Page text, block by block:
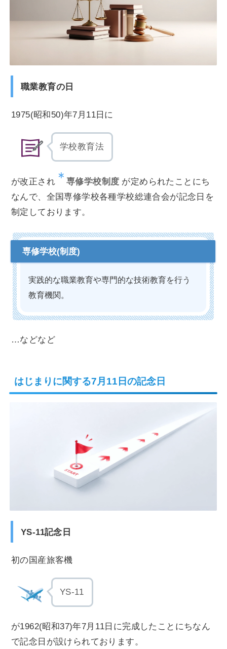
職業教育の日
1975(昭和50)年7月11日に
学校教育法
が改正され 専修学校制度 が定められたことにち
なんで、全国専修学校各種学校総連合会が記念日を
制定しております。
実践的な職業教育や専門的な技術教育を行う
教育機関。
…などなど
はじまりに関する7月11日の記念日
YS-11記念日
初の国産旅客機
YS-11
が1962(昭和37)年7月11日に完成したことにちなん
で記念日が設けられております。